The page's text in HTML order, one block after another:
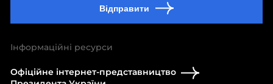
Відправити
Інформаційні ресурси
Офіційне інтернет-представництво